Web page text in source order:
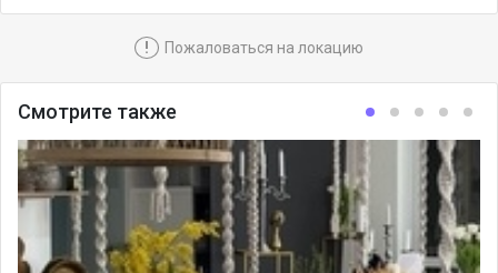
! Пожаловаться на локацию
Смотрите также